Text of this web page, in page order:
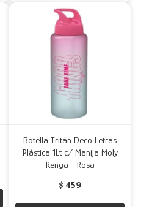
Botella Tritán Deco Letras
Plástica 1Lt c/ Manija Moly
Renga - Rosa
$ 459